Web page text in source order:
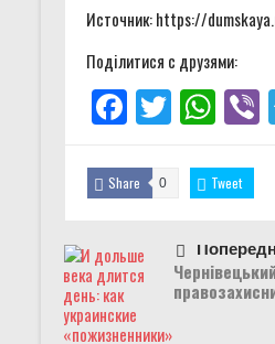
Источник: https://
Поділитися с друзями:
Facebook
Twitter
Share 0 Tweet